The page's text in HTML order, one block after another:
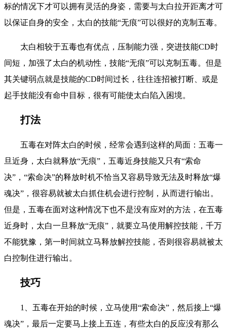
标的情况下才可以拥有灵活的身姿，需要与太白拉开距离才可
以保证自身的安全，太白的技能“无痕”可以很好的克制五毒。
太白相较于五毒也有优点，压制能力强，突进技能CD时
间短，加强了太白的机动性，技能“无痕”可以克制五毒。但是
其关键弱点就是技能的CD时间过长，往往连招被打断、或是
起手技能没有命中目标，很有可能使太白陷入困境。
打法
五毒在对阵太白的时候，经常会遇到这样的局面：五毒一
旦近身，太白就释放“无痕”，五毒近身技能又只有“索命
决”，“索命决”的释放时机不恰当又容易导致无法及时释放“爆
魂决”，很容易就被太白抓住机会进行控制，从而进行输出。
但是，五毒在面对这种情况下也不是没有应对的方法，在五毒
近身时，太白一旦释放“无痕”，就要立马使用解控技能，千万
不能犹豫，第一时间就立马释放解控技能，否则很容易就被太
白控制住进行输出。
技巧
1、五毒在开始的时候，立马使用“索命决”，然后接上“爆
魂决”，最后一定要马上接上五连，有些太白的反应没有那么